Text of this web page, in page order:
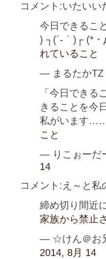
コメント:いたい
今日できるこ
) ┐(´-｀)┌ (*
れていること
— まるたかTZ
「今日でき
きることを今
私がいます
こと
— りこぉーだ
14
コメント:え～と
締め切り間近
家族から禁止
— ☆けん＠お
2014, 8月 14